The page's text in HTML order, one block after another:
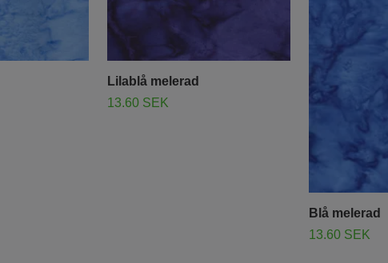
Lilablå melerad
13.60 SEK
Blå melerad
13.60 SEK